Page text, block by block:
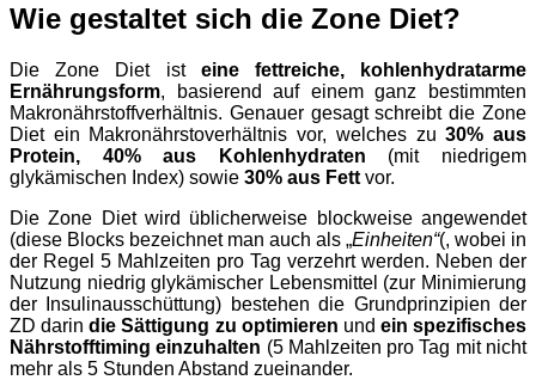
Wie gestaltet sich die Zone Diet?
Die Zone Diet ist eine fettreiche, kohlenhydratarme
Ernährungsform, basierend auf einem ganz bestimmten
Makronährstoffverhältnis. Genauer gesagt schreibt die Zone
Diet ein Makronährstoverhältnis vor, welches zu30% aus
Protein, 40% aus Kohlenhydraten (mit niedrigem
glykämischen Index) sowie 30% aus Fett vor.
Die Zone Diet wird üblicherweise blockweise angewendet
(diese Blocks bezeichnet man auch als „Einheiten“(, wobei in
der Regel 5 Mahlzeiten pro Tag verzehrt werden. Neben der
Nutzung niedrig glykämischer Lebensmittel (zur Minimierung
der Insulinausschüttung) bestehen die Grundprinzipien der
ZD darindie Sättigung zu optimieren und ein spezifisches
Nährstofftiming einzuhalten (5 Mahlzeiten pro Tag mit nicht
mehr als 5 Stunden Abstand zueinander.